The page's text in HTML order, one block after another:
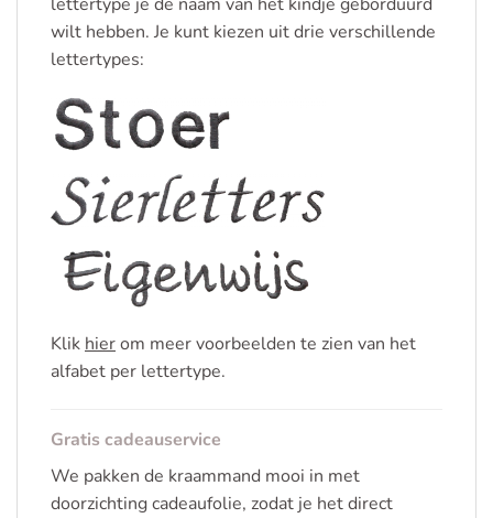
wilt hebben. Je kunt kiezen uit drie verschillende
lettertypes:
Klik hierom meer voorbeelden te zien van het
alfabet per lettertype.
Gratis cadeauservice
We pakken de kraammand mooi in met
doorzichting cadeaufolie, zodat je het direct